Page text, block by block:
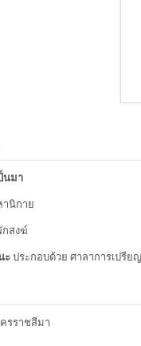
นมา
กาย
สงฆ์
ะ ประกอบด้วย ศาลาการเปรีย
รราชสีมา